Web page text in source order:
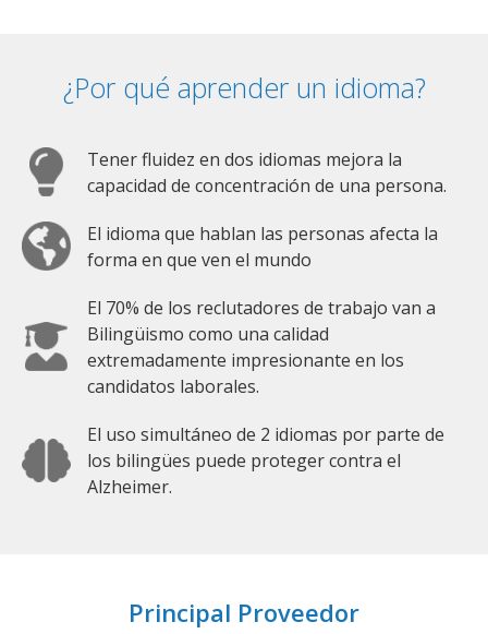
¿Por qué aprender un idioma?
Tener fluidez en dos idiomas mejora la
capacidad de concentración de una persona.
El idioma que hablan las personas afecta la
forma en que ven el mundo
El 70% de los reclutadores de trabajo van a
Bilingüismo como una calidad
extremadamente impresionante en los
candidatos laborales.
El uso simultáneo de 2 idiomas por parte de
los bilingües puede proteger contra el
Alzheimer.
Principal Proveedor